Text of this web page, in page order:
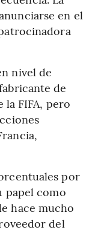
en el
nivel de
de
la FIFA, pero
por
papel como
hace mucho
del